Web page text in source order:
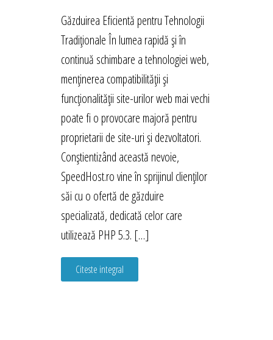
Găzduirea Eficientă pentru Tehnologii
Tradiționale În lumea rapidă și în
continuă schimbare a tehnologiei web,
menținerea compatibilității și
funcționalității site-urilor web mai vechi
poate fi o provocare majoră pentru
proprietarii de site-uri și dezvoltatori.
Conștientizând această nevoie,
SpeedHost.ro vine în sprijinul clienților
săi cu o ofertă de găzduire
specializată, dedicată celor care
utilizează PHP 5.3. […]
Citeste integral